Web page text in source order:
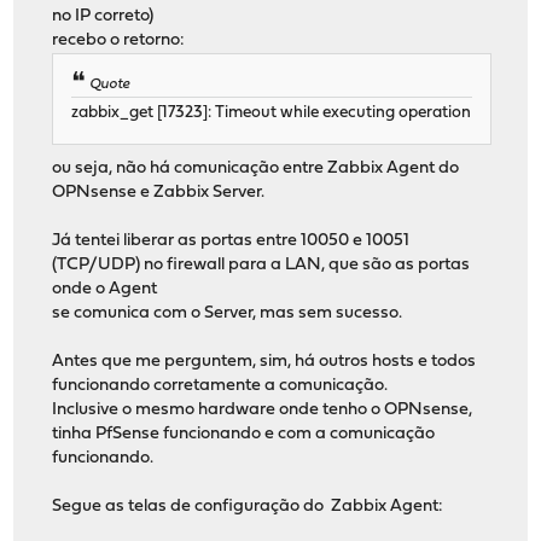
no IP correto)
recebo o retorno:
Quote
zabbix_get [17323]: Timeout while executing operation
ou seja, não há comunicação entre Zabbix Agent do
OPNsense e Zabbix Server.
Já tentei liberar as portas entre 10050 e 10051
(TCP/UDP) no firewall para a LAN, que são as portas
onde o Agent
se comunica com o Server, mas sem sucesso.
Antes que me perguntem, sim, há outros hosts e todos
funcionando corretamente a comunicação.
Inclusive o mesmo hardware onde tenho o OPNsense,
tinha PfSense funcionando e com a comunicação
funcionando.
Segue as telas de configuração do Zabbix Agent: